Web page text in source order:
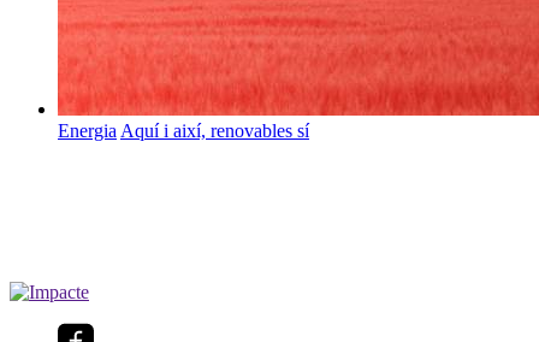
Energia Aquí i així, renovables sí